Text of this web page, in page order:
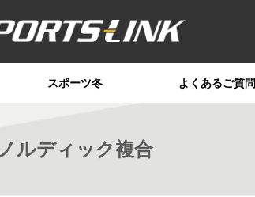
スポーツ冬 よくあるご質問
ノルディック複合